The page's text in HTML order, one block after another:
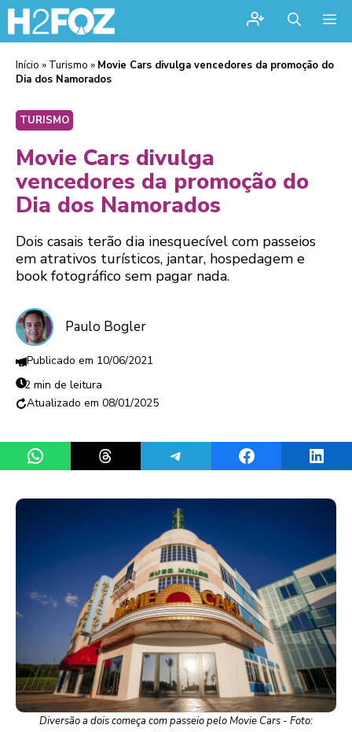
Início » Turismo » Movie Cars divulga vencedores da promoção do
Dia dos Namorados
TURISMO
Movie Cars divulga
vencedores da promoção do
Dia dos Namorados
Dois casais terão dia inesquecível com passeios
em atrativos turísticos, jantar, hospedagem e
book fotográfico sem pagar nada.
Paulo Bogler
10/06/2021
2 min de leitura
08/01/2025
Share on WhatsAppShare on ThreadsShare on TelegramShare on Facebook
Diversão a dois começa com passeio pelo Movie Cars - Foto: